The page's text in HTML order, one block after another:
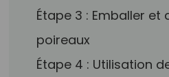
Étape 3 : Emballer et
poireaux
Étape 4 : Utilisation